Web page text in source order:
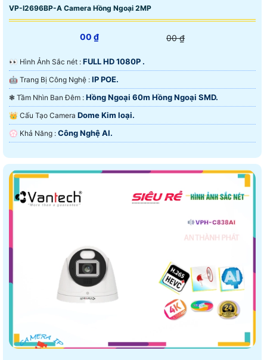
VP-I2696BP-A Camera Hồng Ngoại 2MP
00 ₫ 00 ₫
️👀 Hình Ảnh Sắc nét : FULL HD 1080P .
🤖️ Trang Bị Công Nghệ : IP POE.
❃ Tầm Nhìn Ban Đêm : Hồng Ngoại 60m Hồng Ngoại SMD.
👑 Cấu Tạo Camera Dome Kim loại.
️💮 Khả Năng : Công Nghệ AI.